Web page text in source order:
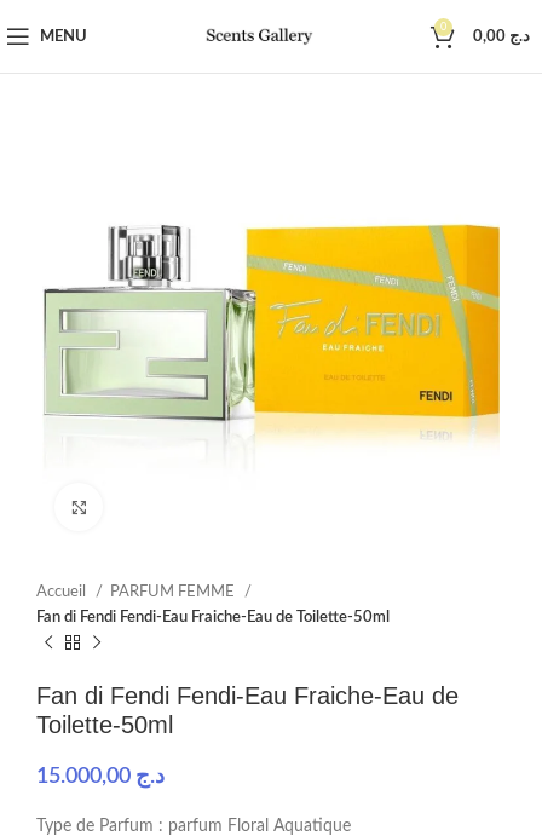
MENU
0
د.ج
Accueil
PARFUM FEMME
Fan di Fendi Fendi-Eau Fraiche-Eau de Toilette-50ml
Fan di Fendi Fendi-Eau Fraiche-Eau de
Toilette-50ml
د.ج
Type de Parfum : parfum Floral Aquatique